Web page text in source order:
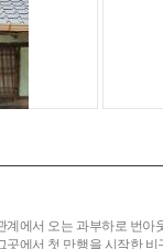
에서 오는 과부하로 번아
에서 첫 만행을 시작한 비